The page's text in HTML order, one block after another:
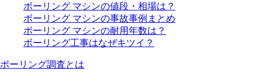
ボーリング マシンの値段・相場は？
ボーリング マシンの事故事例まとめ
ボーリング マシンの耐用年数は？
ボーリング工事はなぜキツイ？
ボーリング調査とは